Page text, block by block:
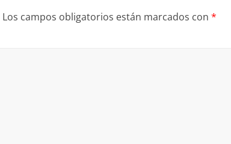
Los campos obligatorios están marcados con *